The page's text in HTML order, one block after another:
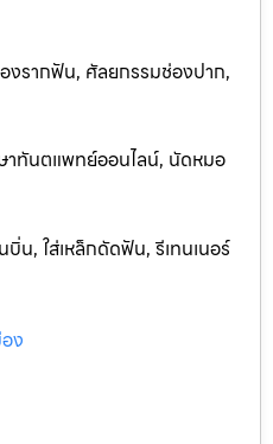
รากฟัน, ศัลยกรรมช่องปาก,
าทันตแพทย์ออนไลน์, นัดหมอ
น, ใส่เหล็กดัดฟัน, รีเทนเนอร์
ง